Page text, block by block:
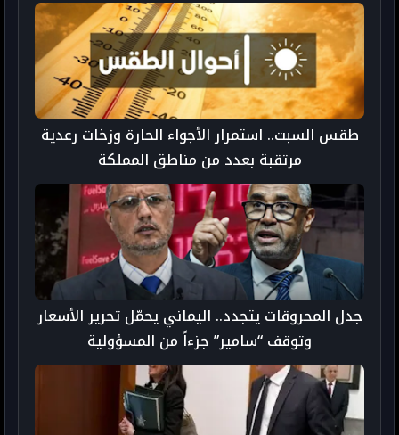
طقس السبت.. استمرار الأجواء الحارة وزخات رعدية
مرتقبة بعدد من مناطق المملكة
جدل المحروقات يتجدد.. اليماني يحمّل تحرير الأسعار
وتوقف “سامير” جزءاً من المسؤولية